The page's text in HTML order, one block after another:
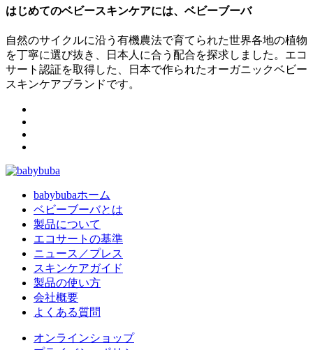
はじめてのベビースキンケアには、ベビーブーバ
自然のサイクルに沿う有機農法で育てられた世界各地の植物
を丁寧に選び抜き、日本人に合う配合を探求しました。エコ
サート認証を取得した、日本で作られたオーガニックベビー
スキンケアブランドです。
babybubaホーム
ベビーブーバとは
製品について
エコサートの基準
ニュース／プレス
スキンケアガイド
製品の使い方
会社概要
よくある質問
オンラインショップ